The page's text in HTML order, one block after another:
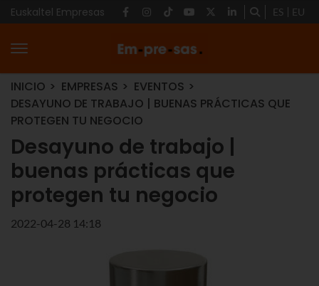
Euskaltel Empresas ES EU
INICIO EMPRESAS
EVENTOS
DESAYUNO DE TRABAJO | BUENAS PRÁCTICAS QUE
PROTEGEN TU NEGOCIO
Desayuno de trabajo |
buenas prácticas que
protegen tu negocio
2022-04-28 14:18